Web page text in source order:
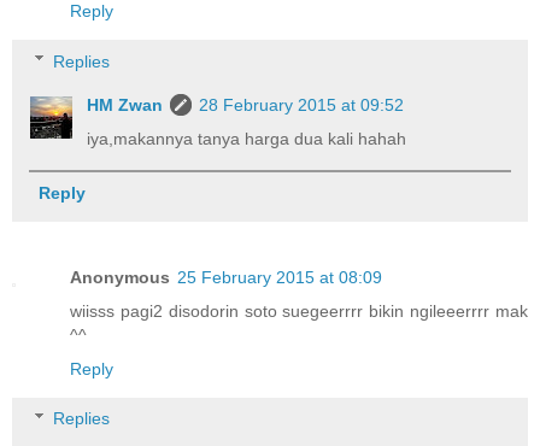
Reply
Replies
HM Zwan
28 February 2015 at 09:52
iya,makannya tanya harga dua kali hahah
Reply
Anonymous 25 February 2015 at 08:09
wiisss pagi2 disodorin soto suegeerrrr bikin ngileeerrrr mak
^^
Reply
Replies